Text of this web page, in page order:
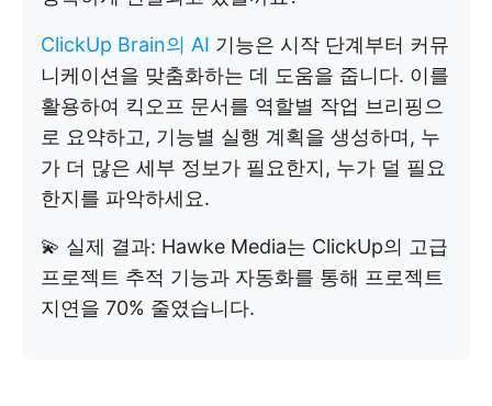
ClickUp Brain의 AI 기능은 시작 단계부터 커뮤
니케이션을 맞춤화하는 데 도움을 줍니다. 이를
활용하여 킥오프 문서를 역할별 작업 브리핑으
로 요약하고, 기능별 실행 계획을 생성하며, 누
가 더 많은 세부 정보가 필요한지, 누가 덜 필요
한지를 파악하세요.
💫 실제 결과: Hawke Media는 ClickUp의 고급
프로젝트 추적 기능과 자동화를 통해 프로젝트
지연을 70% 줄였습니다.